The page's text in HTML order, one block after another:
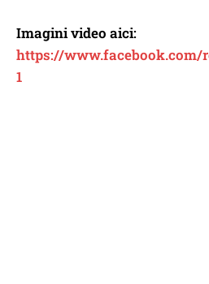
Imagini video aici:
https://www.facebook.com/
1